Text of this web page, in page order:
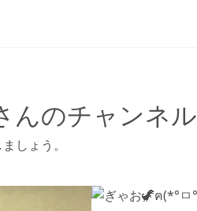
んのチャンネル
しょう。